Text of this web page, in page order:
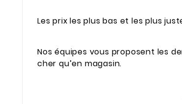
Les prix les plus bas et les plus
Nos équipes vous proposent les
cher qu’en magasin.